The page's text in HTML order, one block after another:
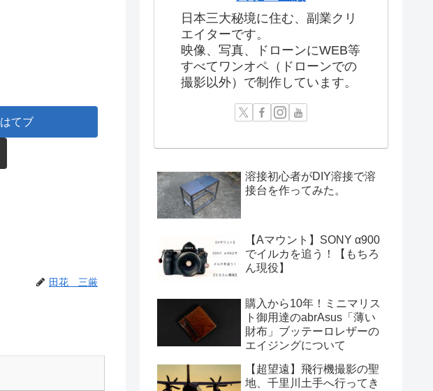
はてブ
田花 三厳
日本三大秘境に住む、副業クリ
エイターです。
映像、写真、ドローンにWEB等
すべてワンオペ（ドローンでの
撮影以外）で制作しています。
溶接初心者がDIY溶接で溶
接台を作ってみた。
【Aマウント】SONY α900
でイルカを追う！【もちろ
ん現役】
購入から10年！ミニマリス
ト御用達のabrAsus「薄い
財布」ブッテーロレザーの
エイジングについて
【超望遠】飛行機撮影の聖
地、千里川土手へ行ってき